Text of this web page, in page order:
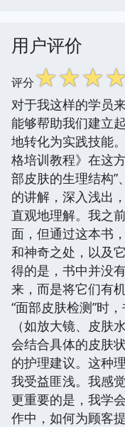
用户评价
评分☆☆☆
对于我这样的学员
能够帮助我们建立
地转化为实践技能
格培训教程》在这
部皮肤的生理结构”
的讲解，深入浅出
直观地理解。我之
面，但通过这本书
和神奇之处，以及
得的是，书中并没
来，而是将它们有
“面部皮肤检测”时
（如放大镜、皮肤
会结合具体的皮肤
的护理建议。这种
我受益匪浅。我感
更重要的是，我学
作中，如何为顾客